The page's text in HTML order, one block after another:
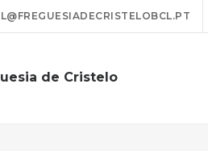
de Cristelo